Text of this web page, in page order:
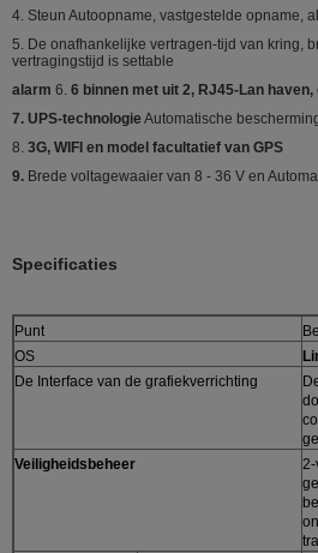
4. Steun Autoopname, vastgestelde opname,
5. De onafhankelijke vertragen-tijd van kring,
vertragingstijd is settable
alarm 6. 6 binnen met uit 2, RJ45-Lan
7. UPS-technologie Automatische
8. 3G, WIFI en model facultatief van GPS
9. Brede voltagewaaier van 8 - 36 V en
Specificaties
Punt
OS
De Interface van de grafiekverrichting
Veiligheidsbeheer